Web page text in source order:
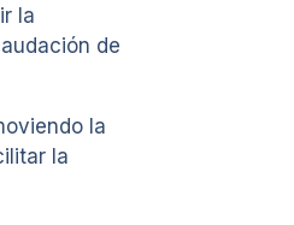
la
de
la
la